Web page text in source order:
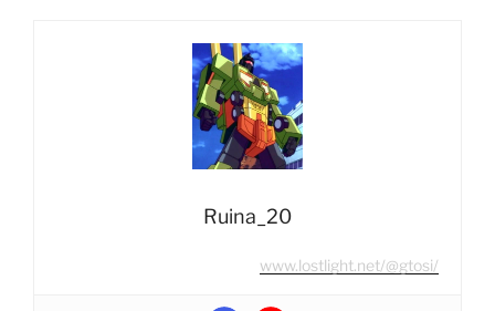
SPD
Omega
Ranger
Uniforce
(Amazon
Ruina_20
www.lostlight.net/@gtosi/